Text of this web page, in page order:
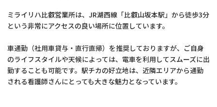
ミライリハ比叡営業所は、JR湖西線「比叡山坂本駅」から徒歩3分
という非常にアクセスの良い場所に位置しています。
車通勤（社用車貸与・直行直帰）を推奨しておりますが、ご自身
のライフスタイルや天候によっては、電車を利用してスムーズに出
勤することも可能です。駅チカの好立地は、近隣エリアから通勤
される看護師さんにとっても大きな魅力となっています。